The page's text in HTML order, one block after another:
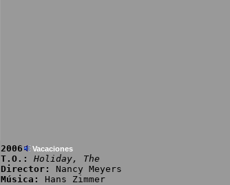
2006 Vacaciones
T.O.:
Holiday, The
Director:
Nancy Meyers
Música:
Hans Zimmer